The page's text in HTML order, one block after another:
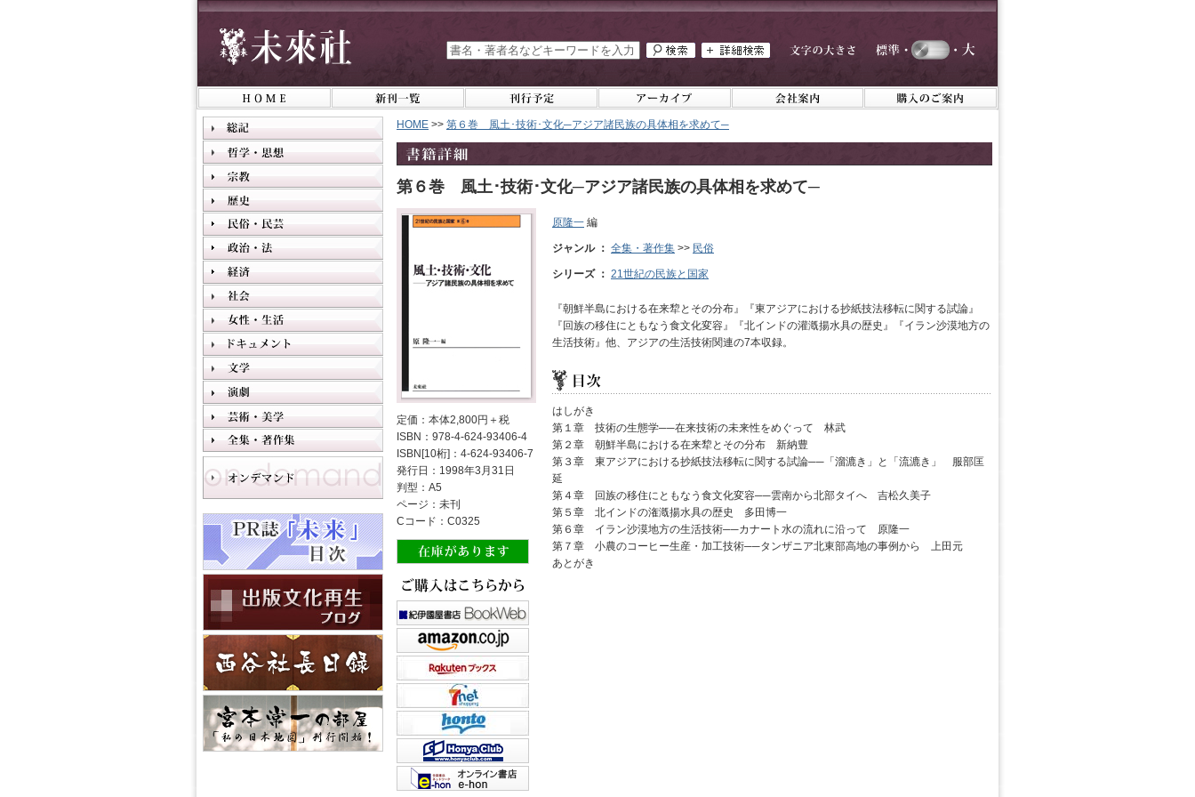
HOME >> 第６巻 風土･技術･文化─アジア諸民族の具体相を求めて─
第６巻 風土･技術･文化─アジア諸民族の具体相を求めて─
定価：本体2,800円＋税
ISBN：978-4-624-93406-4
ISBN[10桁]：4-624-93406-7
発行日：1998年3月31日
判型：A5
ページ：未刊
Cコード：C0325
原隆一 編
ジャンル ： 全集・著作集 >> 民俗
シリーズ ： 21世紀の民族と国家
『朝鮮半島における在来犂とその分布』『東アジアにおける抄紙技法移転に関する試論』
『回族の移住にともなう食文化変容』『北インドの灌漑揚水具の歴史』『イラン沙漠地方の
生活技術』他、アジアの生活技術関連の7本収録。
はしがき
第１章 技術の生態学──在来技術の未来性をめぐって 林武
第２章 朝鮮半島における在来犂とその分布 新納豊
第３章 東アジアにおける抄紙技法移転に関する試論──「溜漉き」と「流漉き」 服部匡
延
第４章 回族の移住にともなう食文化変容──雲南から北部タイへ 吉松久美子
第５章 北インドの潅漑揚水具の歴史 多田博一
第６章 イラン沙漠地方の生活技術──カナート水の流れに沿って 原隆一
第７章 小農のコーヒー生産・加工技術──タンザニア北東部高地の事例から 上田元
あとがき